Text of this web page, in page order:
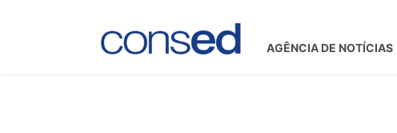
AGÊNCIA DE NOTÍCIAS